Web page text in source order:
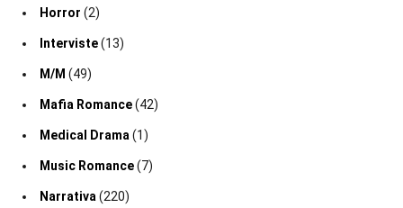
Horror (2)
Interviste(13)
M/M (49)
Mafia Romance(42)
Medical Drama (1)
Music Romance(7)
Narrativa (220)